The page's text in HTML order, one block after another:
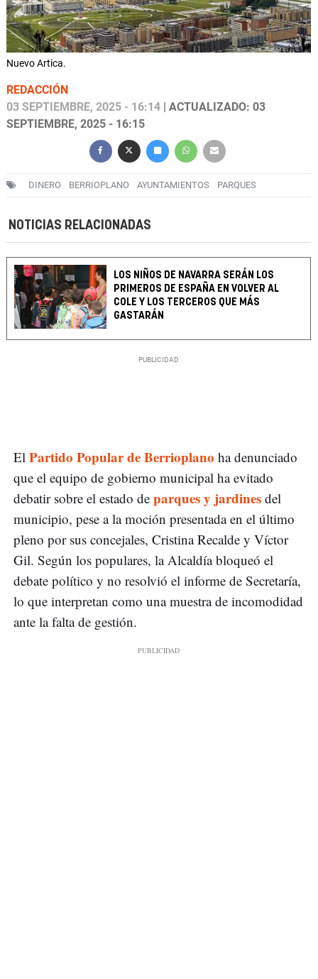
Nuevo Artica.
REDACCIÓN
03 SEPTIEMBRE, 2025 - 16:14 | ACTUALIZADO: 03
SEPTIEMBRE, 2025 - 16:15
DINERO BERRIOPLANO AYUNTAMIENTOS PARQUES
NOTICIAS RELACIONADAS
LOS NIÑOS DE NAVARRA SERÁN LOS
PRIMEROS DE ESPAÑA EN VOLVER AL
COLE Y LOS TERCEROS QUE MÁS
GASTARÁN
El Partido Popular de Berrioplano ha denunciado
que el equipo de gobierno municipal ha evitado
debatir sobre el estado de parques y jardines del
municipio, pese a la moción presentada en el último
pleno por sus concejales, Cristina Recalde y Víctor
Gil. Según los populares, la Alcaldía bloqueó el
debate político y no resolvió el informe de Secretaría,
lo que interpretan como una muestra de incomodidad
ante la falta de gestión.